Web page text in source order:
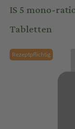
IS 5 mono-
Tabletten
Rezeptpflichtig